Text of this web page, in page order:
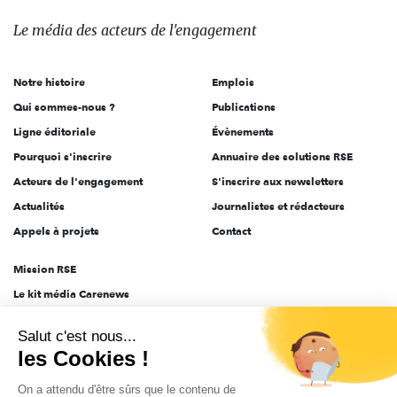
des
l'engagement
Le média des acteurs de l'engagement
Notre histoire
Qui sommes-nous ?
Ligne éditoriale
Pourquoi s'inscrire
Acteurs de l'engagement
Actualités
Appels à projets
Emplois
Publications
Évènements
Annuaire des solutions RSE
S'inscrire aux newsletters
Journalistes et rédacteurs
Contact
Mission RSE
Le kit média Carenews
AEF info
Novethic
PRODURABLE
Salut c'est nous...
les Cookies !
On a attendu d'être sûrs que le contenu de